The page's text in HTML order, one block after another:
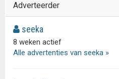
Adverteerder
seeka
8 weken actief
Alle advertenties van seeka »